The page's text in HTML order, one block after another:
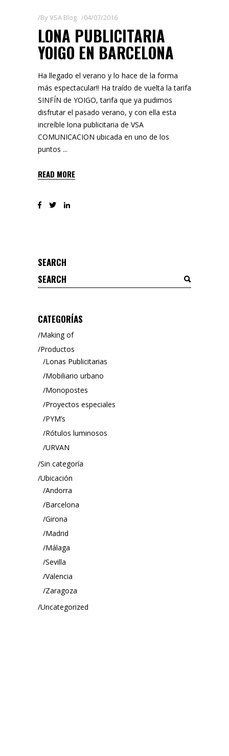
ByVSA Blog 04/07/2016
LONA PUBLICITARIA
YOIGO EN BARCELONA
Ha llegado el verano y lo hace de la forma
más espectacular!! Ha traído de vuelta la tarifa
SINFÍN de YOIGO, tarifa que ya pudimos
disfrutar el pasado verano, y con ella esta
increíble lona publicitaria de VSA
COMUNICACION ubicada en uno de los
puntos
READ MORE
SEARCH
Search
for:
CATEGORÍAS
Making of
Productos
Lonas Publicitarias
Mobiliario urbano
Monopostes
Proyectos especiales
PYM’s
Rótulos luminosos
URVAN
Sin categoría
Ubicación
Andorra
Barcelona
Girona
Madrid
Málaga
Sevilla
Valencia
Zaragoza
Uncategorized